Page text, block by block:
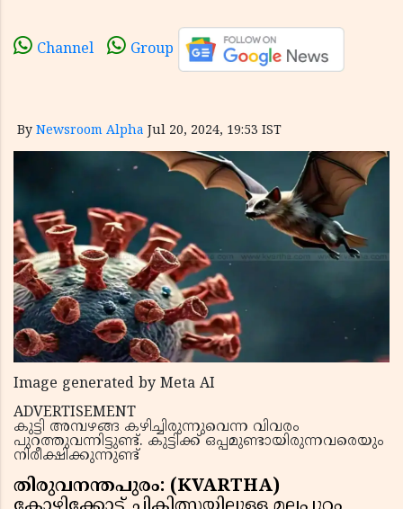
Channel Group
By Newsroom Alpha Jul 20, 2024, 19:53 IST
Image generated by Meta AI
ADVERTISEMENT
കുട്ടി അമ്പഴങ്ങ കഴിച്ചിരുന്നുവെന്ന വിവരം
പുറത്തുവന്നിട്ടുണ്ട്. കുട്ടിക്ക് ഒപ്പമുണ്ടായിരുന്നവരെയും
നിരീക്ഷിക്കുന്നുണ്ട്
തിരുവനന്തപുരം: (KVARTHA)